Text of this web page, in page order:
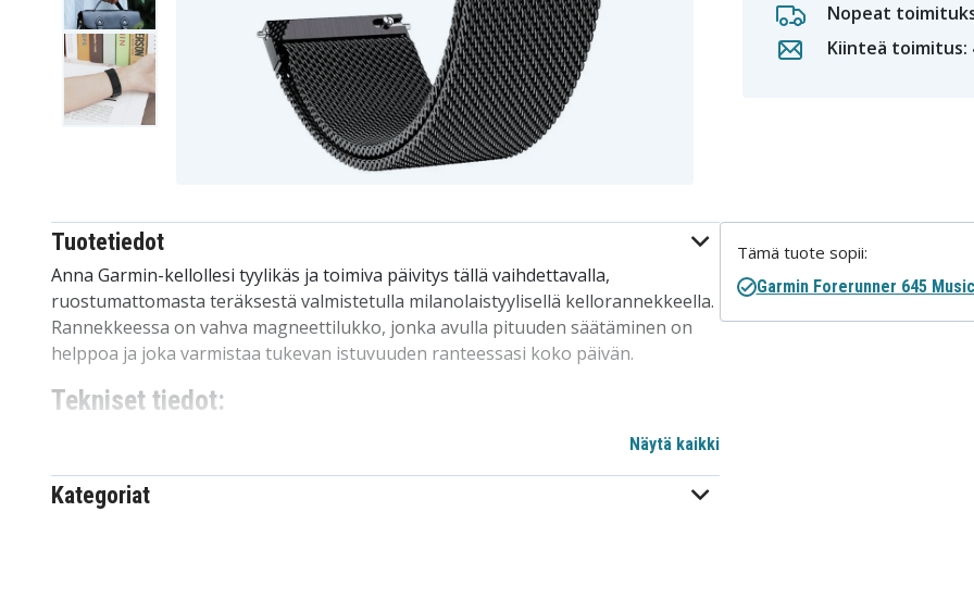
Nopeat
Kiinteä toimitus:
Tuotetiedot
Anna Garmin-kellollesi tyylikäs ja toimiva päivitys tällä vaihdettavalla,
ruostumattomasta teräksestä valmistetulla milanolaistyylisellä kellorannekkeella.
Rannekkeessa on vahva magneettilukko, jonka avulla pituuden säätäminen on
helppoa ja joka varmistaa tukevan istuvuuden ranteessasi koko päivän.
Tekniset tiedot:
Ominaisuudet:
verkkokangas
Näytä kaikki
Kategoriat
Tämä tuote sopii:
Garmin Forerunner 645 Music